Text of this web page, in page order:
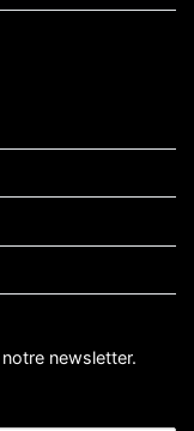
newsletter.